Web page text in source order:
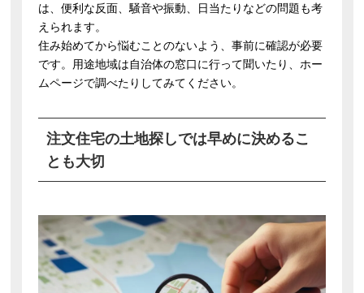
は、便利な反面、騒音や振動、日当たりなどの問題も考
えられます。
住み始めてから悩むことのないよう、事前に確認が必要
です。用途地域は自治体の窓口に行って聞いたり、ホー
ムページで調べたりしてみてください。
注文住宅の土地探しでは早めに決めるこ
とも大切